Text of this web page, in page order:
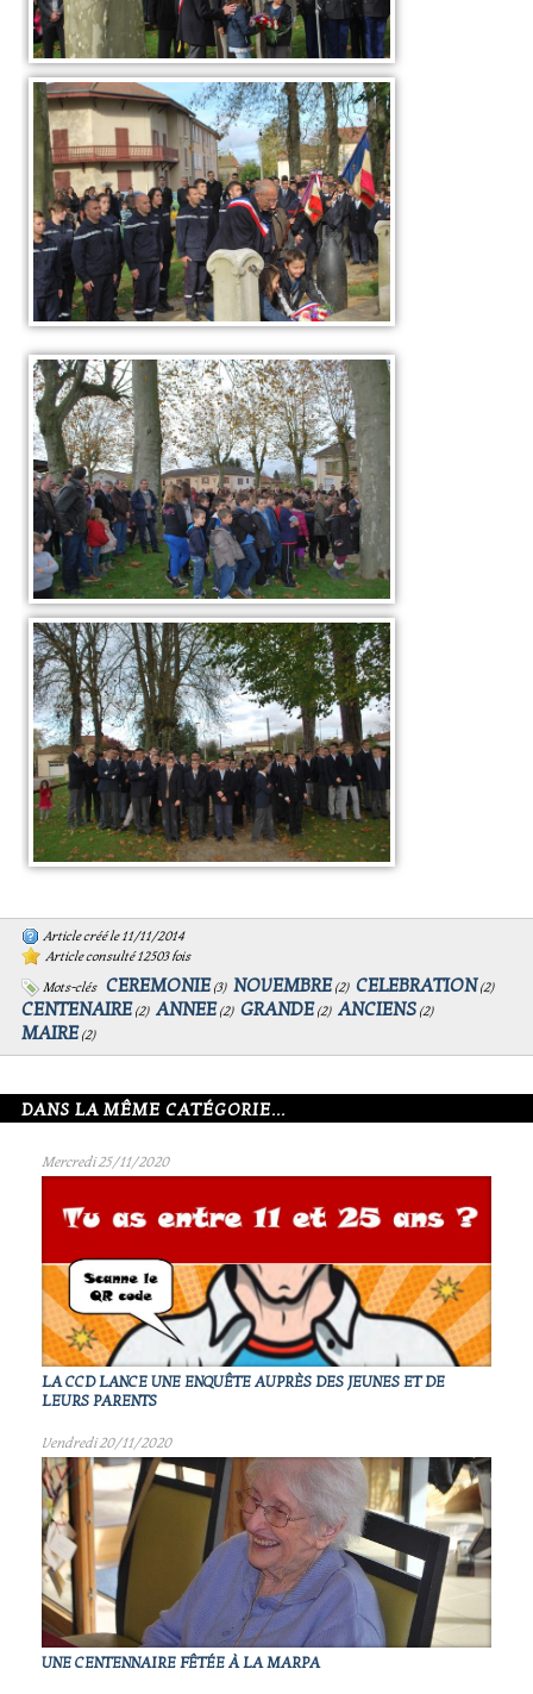
Article créé le 11/11/2014
Article consulté 12503 fois
Mots-clés
CEREMONIE (3) NOVEMBRE (2) CELEBRATION (2)
CENTENAIRE (2) ANNEE (2) GRANDE (2) ANCIENS (2)
MAIRE (2)
DANS LA MÊME CATÉGORIE...
Mercredi 25/11/2020
LA CCD LANCE UNE ENQUÊTE AUPRÈS DES JEUNES ET DE
LEURS PARENTS
Vendredi 20/11/2020
UNE CENTENNAIRE FÊTÉE À LA MARPA